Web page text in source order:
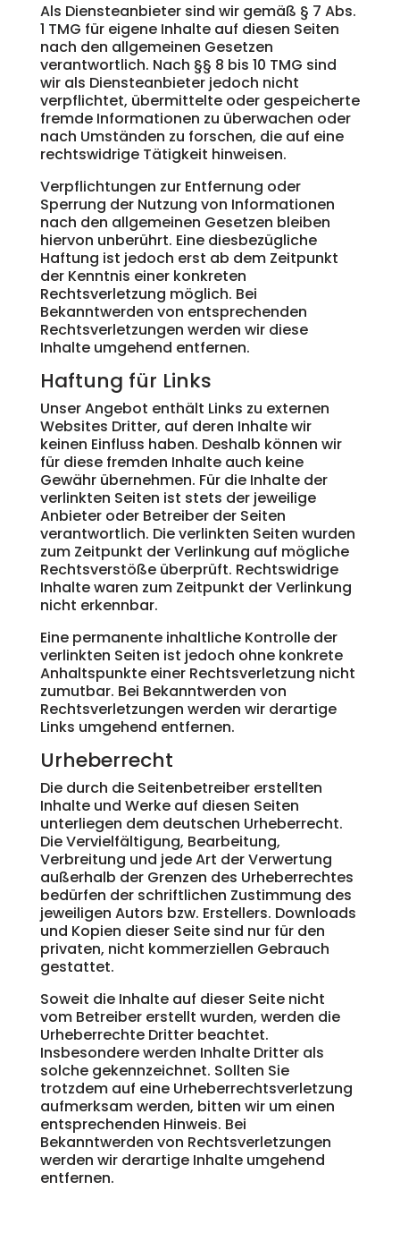
Als Diensteanbieter sind wir gemäß § 7 Abs.
1 TMG für eigene Inhalte auf diesen Seiten
nach den allgemeinen Gesetzen
verantwortlich. Nach §§ 8 bis 10 TMG sind
wir als Diensteanbieter jedoch nicht
verpflichtet, übermittelte oder gespeicherte
fremde Informationen zu überwachen oder
nach Umständen zu forschen, die auf eine
rechtswidrige Tätigkeit hinweisen.
Verpflichtungen zur Entfernung oder
Sperrung der Nutzung von Informationen
nach den allgemeinen Gesetzen bleiben
hiervon unberührt. Eine diesbezügliche
Haftung ist jedoch erst ab dem Zeitpunkt
der Kenntnis einer konkreten
Rechtsverletzung möglich. Bei
Bekanntwerden von entsprechenden
Rechtsverletzungen werden wir diese
Inhalte umgehend entfernen.
Haftung für Links
Unser Angebot enthält Links zu externen
Websites Dritter, auf deren Inhalte wir
keinen Einfluss haben. Deshalb können wir
für diese fremden Inhalte auch keine
Gewähr übernehmen. Für die Inhalte der
verlinkten Seiten ist stets der jeweilige
Anbieter oder Betreiber der Seiten
verantwortlich. Die verlinkten Seiten wurden
zum Zeitpunkt der Verlinkung auf mögliche
Rechtsverstöße überprüft. Rechtswidrige
Inhalte waren zum Zeitpunkt der Verlinkung
nicht erkennbar.
Eine permanente inhaltliche Kontrolle der
verlinkten Seiten ist jedoch ohne konkrete
Anhaltspunkte einer Rechtsverletzung nicht
zumutbar. Bei Bekanntwerden von
Rechtsverletzungen werden wir derartige
Links umgehend entfernen.
Urheberrecht
Die durch die Seitenbetreiber erstellten
Inhalte und Werke auf diesen Seiten
unterliegen dem deutschen Urheberrecht.
Die Vervielfältigung, Bearbeitung,
Verbreitung und jede Art der Verwertung
außerhalb der Grenzen des Urheberrechtes
bedürfen der schriftlichen Zustimmung des
jeweiligen Autors bzw. Erstellers. Downloads
und Kopien dieser Seite sind nur für den
privaten, nicht kommerziellen Gebrauch
gestattet.
Soweit die Inhalte auf dieser Seite nicht
vom Betreiber erstellt wurden, werden die
Urheberrechte Dritter beachtet.
Insbesondere werden Inhalte Dritter als
solche gekennzeichnet. Sollten Sie
trotzdem auf eine Urheberrechtsverletzung
aufmerksam werden, bitten wir um einen
entsprechenden Hinweis. Bei
Bekanntwerden von Rechtsverletzungen
werden wir derartige Inhalte umgehend
entfernen.